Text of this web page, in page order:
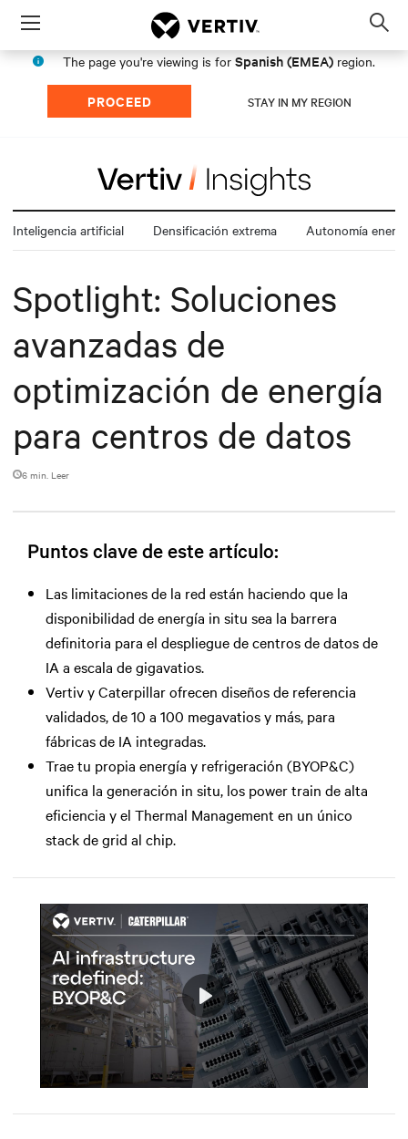
Menu
The page you're viewing is for Spanish (EMEA) region.
PROCEED STAY IN MY REGION
Inteligencia artificial Densificación extrema Autonomía
Spotlight: Soluciones
avanzadas de
optimización de energía
para centros de datos
6 min. Leer
Puntos clave de este artículo:
Las limitaciones de la red están haciendo que la
disponibilidad de energía in situ sea la barrera
definitoria para el despliegue de centros de datos de
IA a escala de gigavatios.
Vertiv y Caterpillar ofrecen diseños de referencia
validados, de 10 a 100 megavatios y más, para
fábricas de IA integradas.
Trae tu propia energía y refrigeración (BYOP&C)
unifica la generación in situ, los power train de alta
eficiencia y el Thermal Management en un único
stack de grid al chip.
Mute Settings
Play